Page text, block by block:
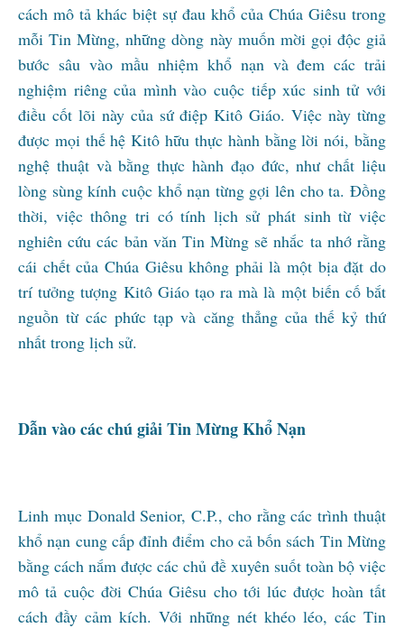
cách mô tả khác biệt sự đau khổ của Chúa Giêsu trong
mỗi Tin Mừng, những dòng này muốn mời gọi độc giả
bước sâu vào mầu nhiệm khổ nạn và đem các trải
nghiệm riêng của mình vào cuộc tiếp xúc sinh tử với
điều cốt lõi này của sứ điệp Kitô Giáo. Việc này từng
được mọi thế hệ Kitô hữu thực hành bằng lời nói, bằng
nghệ thuật và bằng thực hành đạo đức, như chất liệu
lòng sùng kính cuộc khổ nạn từng gợi lên cho ta. Đồng
thời, việc thông tri có tính lịch sử phát sinh từ việc
nghiên cứu các bản văn Tin Mừng sẽ nhắc ta nhớ rằng
cái chết của Chúa Giêsu không phải là một bịa đặt do
trí tưởng tượng Kitô Giáo tạo ra mà là một biến cố bắt
nguồn từ các phức tạp và căng thẳng của thế kỷ thứ
nhất trong lịch sử.
Dẫn vào các chú giải Tin Mừng Khổ Nạn
Linh mục Donald Senior, C.P., cho rằng các trình thuật
khổ nạn cung cấp đỉnh điểm cho cả bốn sách Tin Mừng
bằng cách nắm được các chủ đề xuyên suốt toàn bộ việc
mô tả cuộc đời Chúa Giêsu cho tới lúc được hoàn tất
cách đầy cảm kích. Với những nét khéo léo, các Tin